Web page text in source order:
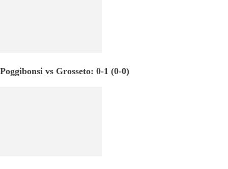
Poggibonsi vs Grosseto: 0-1 (0-0)